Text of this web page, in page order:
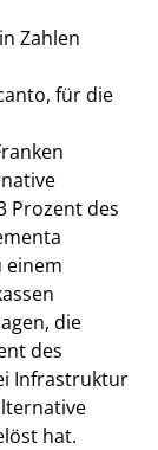
Zahlen
für die
Prozent des
einem
die
des
Infrastruktur
hat.